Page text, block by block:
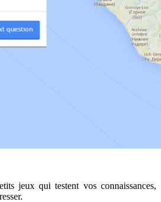
jeux qui testent vos connaissances,